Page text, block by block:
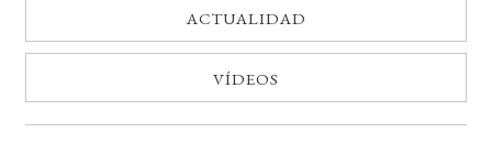
ACTUALIDAD
VÍDEOS